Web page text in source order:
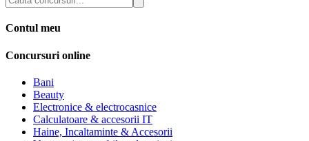
Contul meu
Concursuri online
Bani
Beauty
Electronice & electrocasnice
Calculatoare & accesorii IT
Haine, Incaltaminte & Accesorii